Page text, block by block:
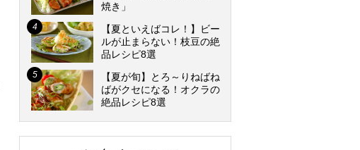
焼き」
【夏といえばコレ！】ビー
ルが止まらない！枝豆の絶
品レシピ8選
【夏が旬】とろ～りねばね
ばがクセになる！オクラの
絶品レシピ8選